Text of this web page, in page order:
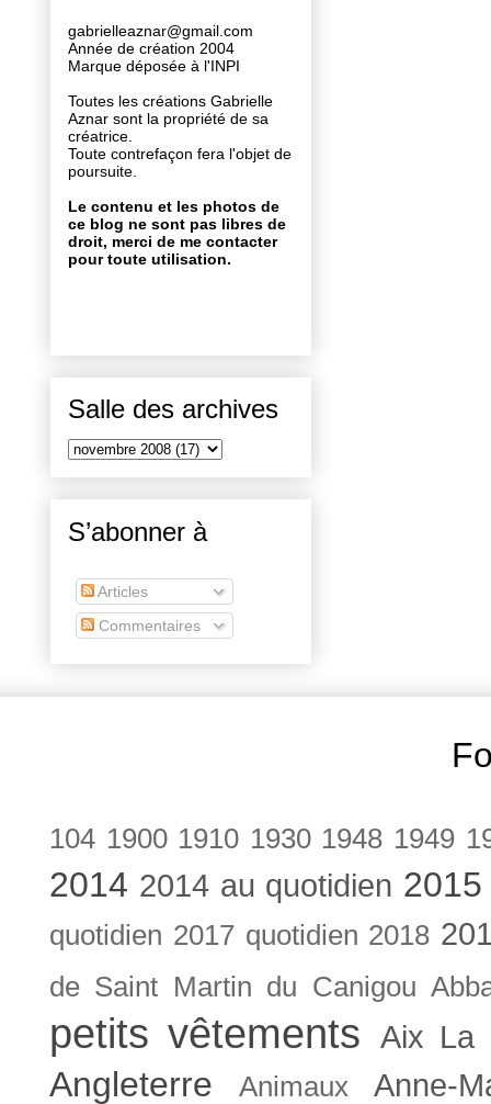
gabrielleaznar@gmail.com
Année de création 2004
Marque déposée à l'INPI
Toutes les créations Gabrielle
Aznar sont la propriété de sa
créatrice.
Toute contrefaçon fera l'objet de
poursuite.
Le contenu et les photos de
ce blog ne sont pas libres de
droit, merci de me contacter
pour toute utilisation.
Salle des archives
S’abonner à
Articles
Commentaires
104 1900 1910 1930 1948 1949
2014 2014 au quotidien
quotidien 2017 quotidien 2018
de Saint Martin du Canigou
petits vêtements Aix La
Angleterre Animaux Anne-